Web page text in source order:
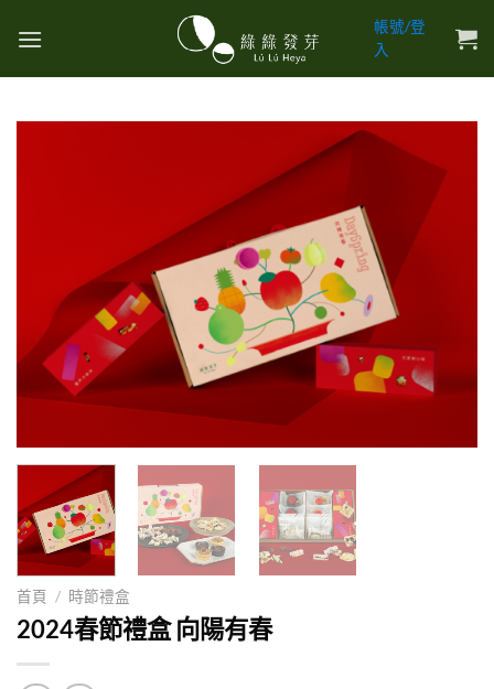
帳號/登
入
首頁 / 時節禮盒
2024春節禮盒 向陽有春